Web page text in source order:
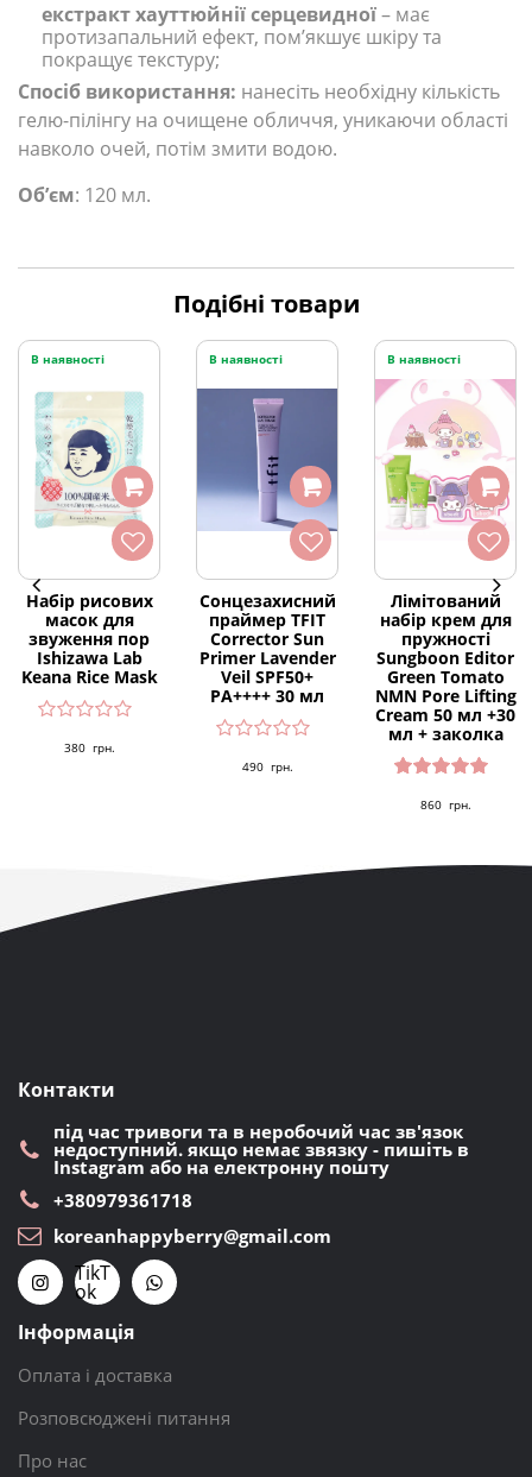
екстракт хауттюйнії серцевидної– має
протизапальний ефект, пом’якшує шкіру та
покращує текстуру;
Спосіб використання: нанесіть необхідну кількість
гелю-пілінгу на очищене обличчя, уникаючи області
навколо очей, потім змити водою.
Обʼєм: 120 мл.
Подібні товари
В наявності
Набір рисових
масок для
звуження пор
Ishizawa Lab
Keana Rice Mask
380 грн.
В наявності
Сонцезахисний
праймер TFIT
Corrector Sun
Primer Lavender
Veil SPF50+
PA++++ 30 мл
490 грн.
В наявності
Лімітований
набір крем для
пружності
Sungboon Editor
Green Tomato
NMN Pore Lifting
Cream 50 мл +30
мл + заколка
5.00з 5
860 грн.
Контакти
під час тривоги та в неробочий час зв'язок
недоступний. якщо немає звязку - пишіть в
Instagram або на електронну пошту
+380979361718
koreanhappyberry@gmail.com
TikT
ok
Інформація
Оплата і доставка
Розповсюджені питання
Про нас